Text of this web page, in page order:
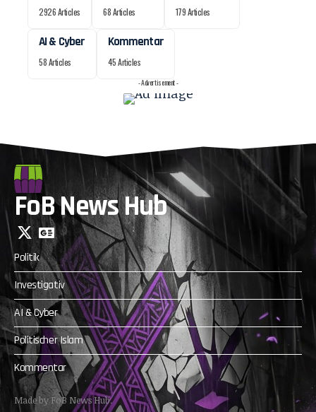
2926 Articles 68 Articles 179 Articles
AI & Cyber
58 Articles
Kommentar
45 Articles
- Advertisement -
FoB News Hub
Politik
Investigativ
AI & Cyber
Politischer Islam
Kommentar
Made by FoB News Hub.